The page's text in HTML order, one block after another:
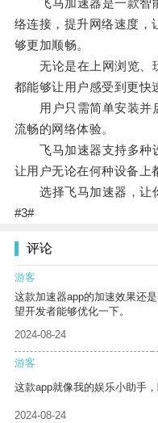
飞马加速器是一款智
络连接，提升网络速度，
够更加顺畅。
无论是在上网浏览、
都能够让用户感受到更快
用户只需简单安装并
流畅的网络体验。
飞马加速器支持多种设
让用户无论在何种设备上
选择飞马加速器，让你
#3#
评论
游客
这款加速器app的加速效果还
望开发者能够优化一下。
2024-08-24
游客
这款app就像我的娱乐小助手
2024-08-24